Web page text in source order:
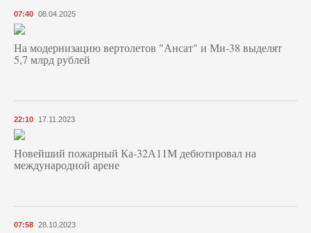
07:40 08.04.2025
На модернизацию вертолетов "Ансат" и Ми-38 выделят
5,7 млрд рублей
22:10 17.11.2023
Новейший пожарный Ка-32А11М дебютировал на
международной арене
07:58 28.10.2023